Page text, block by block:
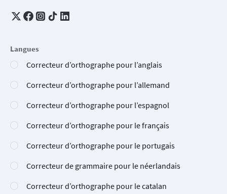
Langues
Correcteur d’orthographe pour l’anglais
Correcteur d’orthographe pour l’allemand
Correcteur d’orthographe pour l’espagnol
Correcteur d’orthographe pour le français
Correcteur d’orthographe pour le portugais
Correcteur de grammaire pour le néerlandais
Correcteur d’orthographe pour le catalan